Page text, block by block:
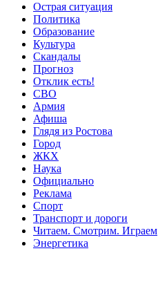
Острая ситуация
Политика
Образование
Культура
Скандалы
Прогноз
Отклик есть!
СВО
Армия
Афиша
Глядя из Ростова
Город
ЖКХ
Наука
Официально
Реклама
Спорт
Транспорт и дороги
Читаем. Смотрим. Играем
Энергетика